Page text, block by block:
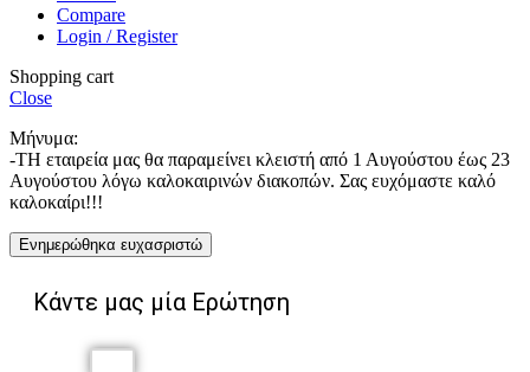
Compare
Login / Register
Shopping cart
Close
Μήνυμα:
-ΤΗ εταιρεία μας θα παραμείνει κλειστή από 1 Αυγούστου έως 23
Αυγούστου λόγω καλοκαιρινών διακοπών. Σας ευχόμαστε καλό
καλοκαίρι!!!
Ενημερώθηκα ευχασριστώ
Κάντε μας μία Ερώτηση